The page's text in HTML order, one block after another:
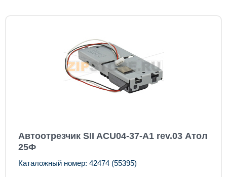
Автоотрезчик SII ACU04-37-A1 rev.03 Атол
25Ф
Каталожный номер: 42474 (55395)